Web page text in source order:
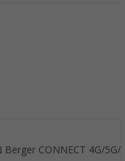
Berger CONNECT 4G/5G/